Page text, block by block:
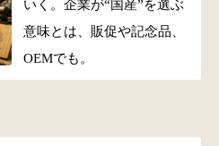
いく。企業が“国産”を選ぶ
意味とは、販促や記念品、
OEMでも。